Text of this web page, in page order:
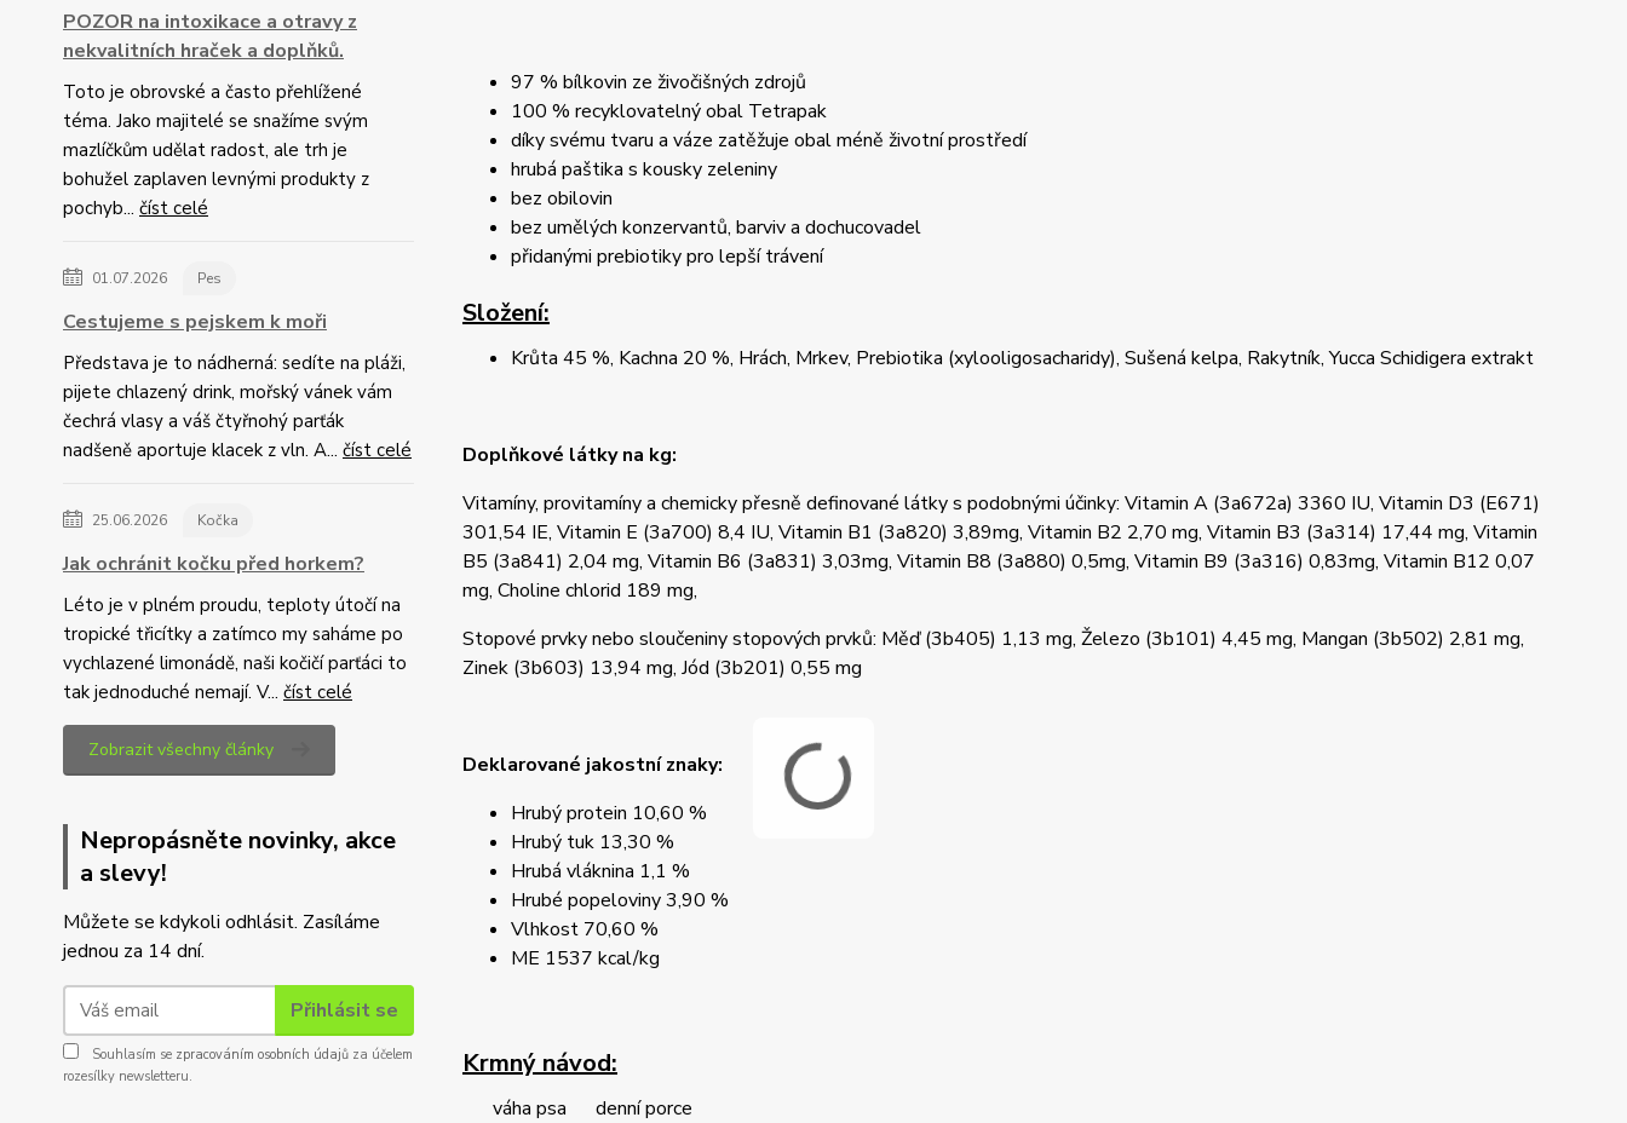
POZOR na intoxikace a otravy z
nekvalitních hraček a doplňků.
Toto je obrovské a často přehlížené
téma. Jako majitelé se snažíme svým
mazlíčkům udělat radost, ale trh je
bohužel zaplaven levnými produkty z
pochyb... číst celé
01.07.2026 Pes
Cestujeme s pejskem k moři
Představa je to nádherná: sedíte na pláži,
pijete chlazený drink, mořský vánek vám
čechrá vlasy a váš čtyřnohý parťák
nadšeně aportuje klacek z vln. A... číst celé
25.06.2026 Kočka
Jak ochránit kočku před horkem?
Léto je v plném proudu, teploty útočí na
tropické třicítky a zatímco my saháme po
vychlazené limonádě, naši kočičí parťáci to
tak jednoduché nemají. V... číst celé
Zobrazit všechny články
Nepropásněte novinky, akce
a slevy!
Můžete se kdykoli odhlásit. Zasíláme
jednou za 14 dní.
Přihlásit se
Souhlasím se zpracováním osobních údajů za účelem
rozesílky newsletteru.
97 % bílkovin ze živočišných zdrojů
100 % recyklovatelný obal Tetrapak
díky svému tvaru a váze zatěžuje obal méně životní prostředí
hrubá paštika s kousky zeleniny
bez obilovin
bez umělých konzervantů, barviv a dochucovadel
přidanými prebiotiky pro lepší trávení
Složení:
Krůta 45 %, Kachna 20 %, Hrách, Mrkev, Prebiotika (xylooligosacharidy), Sušená kelpa, Rakytník, Yucca Schidigera extrakt
Doplňkové látky na kg:
Vitamíny, provitamíny a chemicky přesně definované látky s podobnými účinky: Vitamin A (3a672a) 3360 IU, Vitamin D3 (E671)
301,54 IE, Vitamin E (3a700) 8,4 IU, Vitamin B1 (3a820) 3,89mg, Vitamin B2 2,70 mg, Vitamin B3 (3a314) 17,44 mg, Vitamin
B5 (3a841) 2,04 mg, Vitamin B6 (3a831) 3,03mg, Vitamin B8 (3a880) 0,5mg, Vitamin B9 (3a316) 0,83mg, Vitamin B12 0,07
mg, Choline chlorid 189 mg,
Stopové prvky nebo sloučeniny stopových prvků: Měď (3b405) 1,13 mg, Železo (3b101) 4,45 mg, Mangan (3b502) 2,81 mg,
Zinek (3b603) 13,94 mg, Jód (3b201) 0,55 mg
Deklarované jakostní znaky:
Hrubý protein 10,60 %
Hrubý tuk 13,30 %
Hrubá vláknina 1,1 %
Hrubé popeloviny 3,90 %
Vlhkost 70,60 %
ME 1537 kcal/kg
Krmný návod:
váha psa denní porce